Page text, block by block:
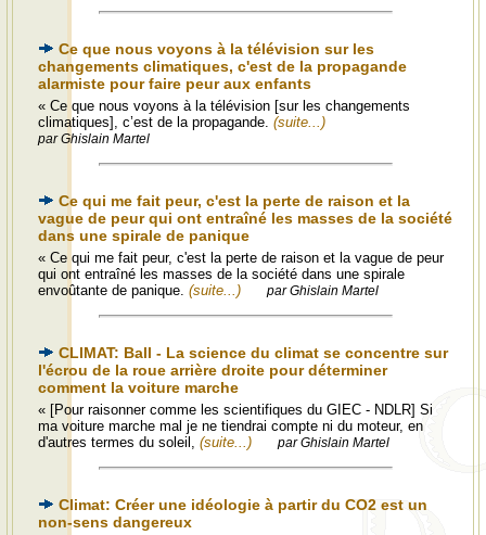
Ce que nous voyons à la télévision sur les
changements climatiques, c'est de la propagande
alarmiste pour faire peur aux enfants
« Ce que nous voyons à la télévision [sur les changements
climatiques], c’est de la propagande. (suite...)
par Ghislain Martel
Ce qui me fait peur, c'est la perte de raison et la
vague de peur qui ont entraîné les masses de la société
dans une spirale de panique
« Ce qui me fait peur, c'est la perte de raison et la vague de peur
qui ont entraîné les masses de la société dans une spirale
envoûtante de panique. (suite...) par Ghislain Martel
CLIMAT: Ball - La science du climat se concentre sur
l'écrou de la roue arrière droite pour déterminer
comment la voiture marche
« [Pour raisonner comme les scientifiques du GIEC - NDLR] Si
ma voiture marche mal je ne tiendrai compte ni du moteur, en
d'autres termes du soleil, (suite...) par Ghislain Martel
Climat: Créer une idéologie à partir du CO2 est un
non-sens dangereux